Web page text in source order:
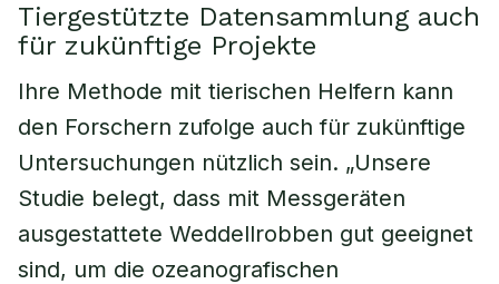
Tiergestützte Datensammlung auch
für zukünftige Projekte
Ihre Methode mit tierischen Helfern kann
den Forschern zufolge auch für zukünftige
Untersuchungen nützlich sein. „Unsere
Studie belegt, dass mit Messgeräten
ausgestattete Weddellrobben gut geeignet
sind, um die ozeanografischen